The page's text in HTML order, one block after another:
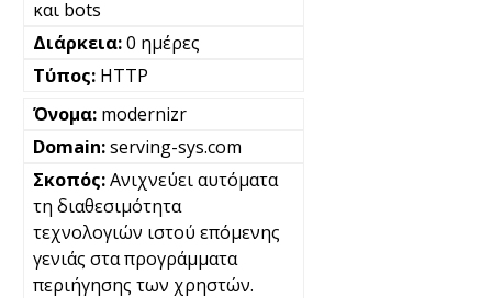
και bots
0 ημέρες
HTTP
modernizr
serving-sys.com
Ανιχνεύει αυτόματα
τη διαθεσιμότητα
τεχνολογιών ιστού επόμενης
γενιάς στα προγράμματα
περιήγησης των χρηστών.